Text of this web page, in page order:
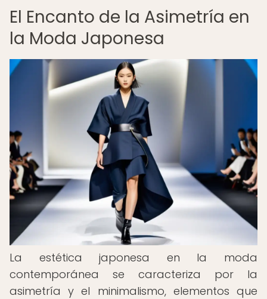
El Encanto de la Asimetría en
la Moda Japonesa
La estética japonesa en la moda
contemporánea se caracteriza por la
asimetría y el minimalismo, elementos que